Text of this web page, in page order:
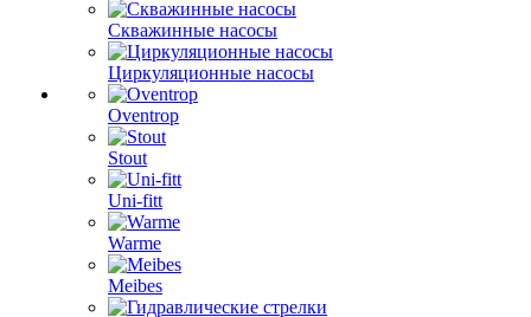
Скважинные насосы
Циркуляционные насосы
Oventrop
Stout
Uni-fitt
Warme
Meibes